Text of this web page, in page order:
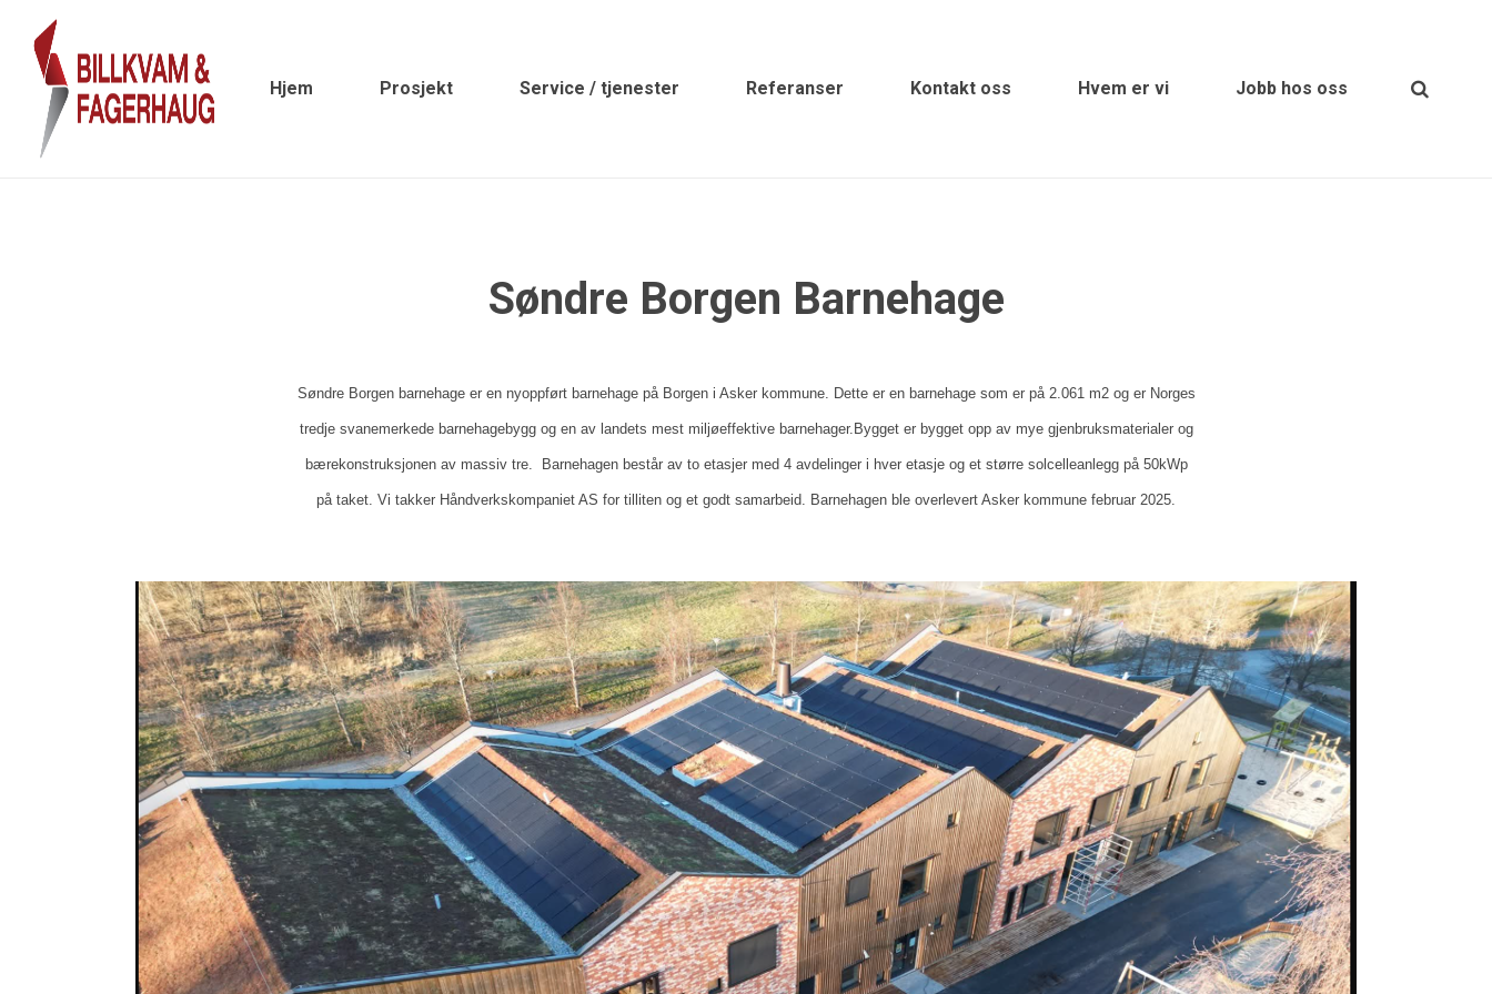
Hjem Prosjekt Service / tjenester Referanser Kontakt oss Hvem er vi Jobb hos oss
Søndre Borgen Barnehage
Søndre Borgen barnehage er en nyoppført barnehage på Borgen i Asker kommune. Dette er en barnehage som er på 2.061 m2 og er Norges
tredje svanemerkede barnehagebygg og en av landets mest miljøeffektive barnehager. Bygget er bygget opp av mye gjenbruksmaterialer og
bærekonstruksjonen av massiv tre. Barnehagen består av to etasjer med 4 avdelinger i hver etasje og et større solcelleanlegg på 50kWp
på taket. Vi takker Håndverkskompaniet AS for tilliten og et godt samarbeid. Barnehagen ble overlevert Asker kommune februar 2025.